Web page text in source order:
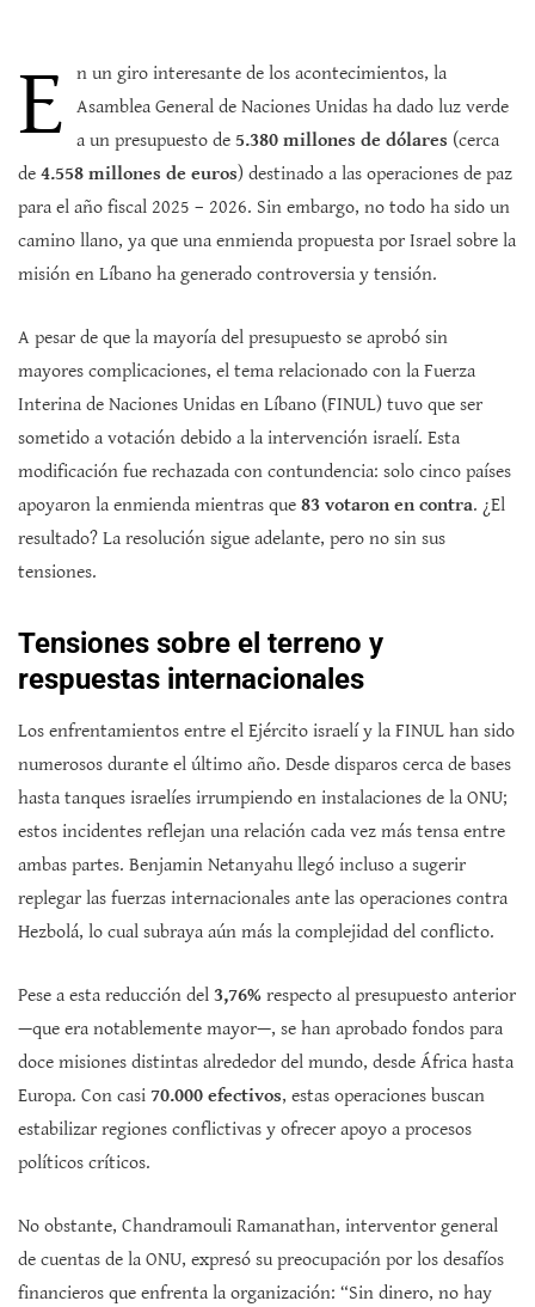
E
n un giro interesante de los acontecimientos, la
Asamblea General de Naciones Unidas ha dado luz verde
a un presupuesto de 5.380 millones de dólares (cerca
de 4.558 millones de euros) destinado a las operaciones de paz
para el año fiscal 2025 – 2026. Sin embargo, no todo ha sido un
camino llano, ya que una enmienda propuesta por Israel sobre la
misión en Líbano ha generado controversia y tensión.
A pesar de que la mayoría del presupuesto se aprobó sin
mayores complicaciones, el tema relacionado con la Fuerza
Interina de Naciones Unidas en Líbano (FINUL) tuvo que ser
sometido a votación debido a la intervención israelí. Esta
modificación fue rechazada con contundencia: solo cinco países
apoyaron la enmienda mientras que 83 votaron en contra. ¿El
resultado? La resolución sigue adelante, pero no sin sus
tensiones.
Tensiones sobre el terreno y
respuestas internacionales
Los enfrentamientos entre el Ejército israelí y la FINUL han sido
numerosos durante el último año. Desde disparos cerca de bases
hasta tanques israelíes irrumpiendo en instalaciones de la ONU;
estos incidentes reflejan una relación cada vez más tensa entre
ambas partes. Benjamin Netanyahu llegó incluso a sugerir
replegar las fuerzas internacionales ante las operaciones contra
Hezbolá, lo cual subraya aún más la complejidad del conflicto.
Pese a esta reducción del 3,76% respecto al presupuesto anterior
—que era notablemente mayor—, se han aprobado fondos para
doce misiones distintas alrededor del mundo, desde África hasta
Europa. Con casi 70.000 efectivos, estas operaciones buscan
estabilizar regiones conflictivas y ofrecer apoyo a procesos
políticos críticos.
No obstante, Chandramouli Ramanathan, interventor general
de cuentas de la ONU, expresó su preocupación por los desafíos
financieros que enfrenta la organización: “Sin dinero, no hay